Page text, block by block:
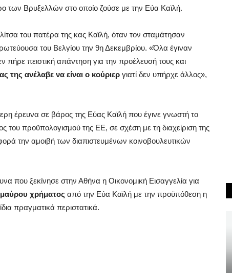
των Βρυξελλών στο οποίο ζούσε με την Εύα Καϊλή.
του πατέρα της κας Καϊλή, όταν τον σταμάτησαν
του Βελγίου την 9η Δεκεμβρίου. «Όλα έγιναν
πήρε πειστική απάντηση για την προέλευσή τους και
της ανέλαβε να είναι ο κούριερ γιατί δεν υπήρχε άλλος»,
έρευνα σε βάρος της Εύας Καϊλή που έγινε γνωστή το
του προϋπολογισμού της ΕΕ, σε σχέση με τη διαχείριση της
την αμοιβή των διαπιστευμένων κοινοβουλευτικών
που ξεκίνησε στην Αθήνα η Οικονομική Εισαγγελία για
χρήματος από την Εύα Καϊλή με την προϋπόθεση η
πραγματικά περιστατικά.